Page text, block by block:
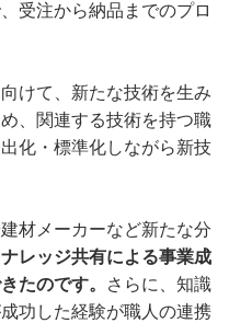
受注から納品までのプロ
けて、新たな技術を生み
、関連する技術を持つ職
化・標準化しながら新技
材メーカーなど新たな分
ナレッジ共有による事業成
たのです。
さらに、知識
功した経験が職人の連携